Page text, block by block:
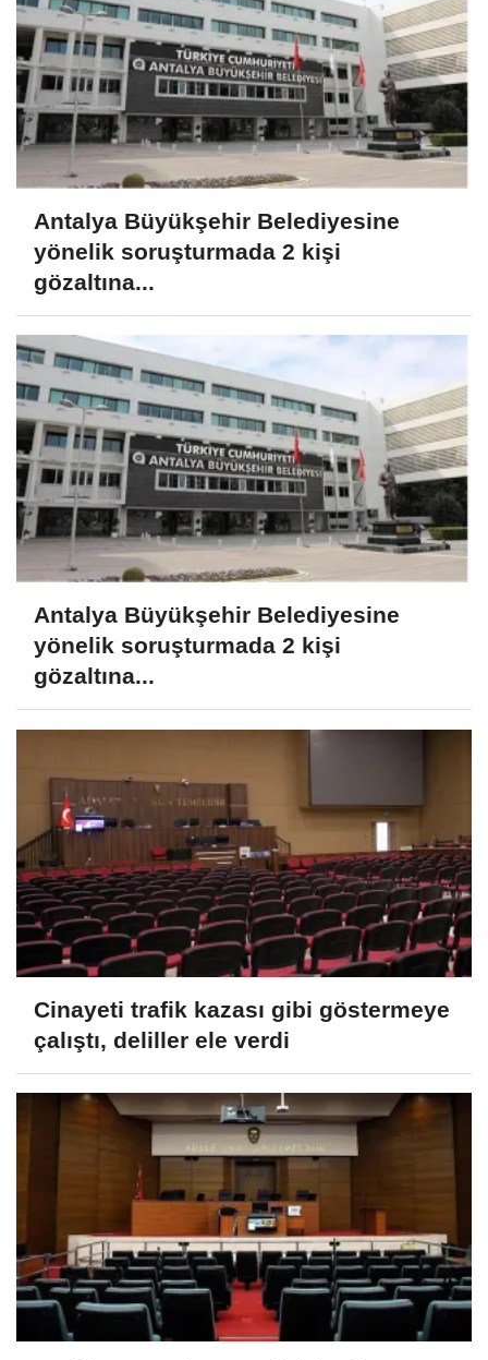
Antalya Büyükşehir Belediyesine
yönelik soruşturmada 2 kişi
gözaltına...
Antalya Büyükşehir Belediyesine
yönelik soruşturmada 2 kişi
gözaltına...
Cinayeti trafik kazası gibi göstermeye
çalıştı, deliller ele verdi